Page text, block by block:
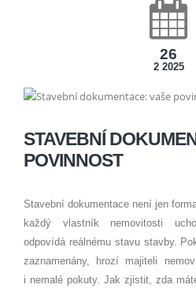
26
2 2025
STAVEBNÍ
POVINNOST
Stavební dokumentace není jen
každý vlastník nemovitosti
odpovídá reálnému stavu stavby.
zaznamenány, hrozí majiteli
i nemalé pokuty. Jak zjistit, zda